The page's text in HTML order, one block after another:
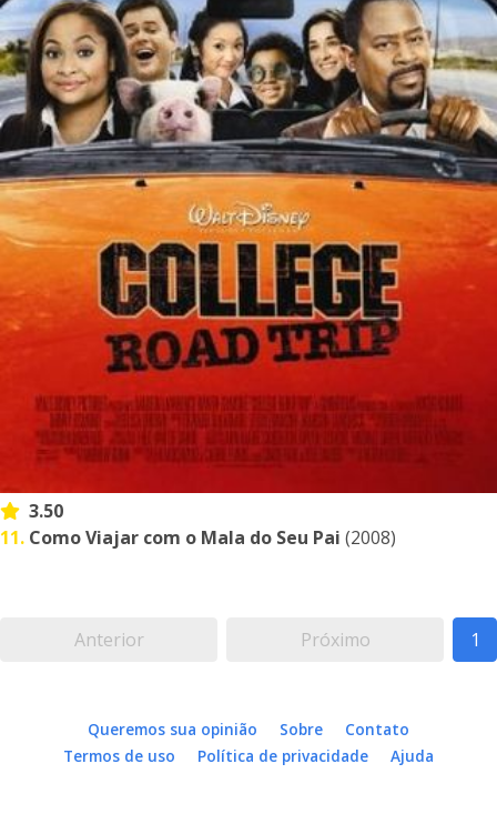
3.50
11. Como Viajar com o Mala do Seu Pai (2008)
Anterior Próximo 1
Queremos sua opinião Sobre
Contato
Termos de uso
Política de privacidade Ajuda